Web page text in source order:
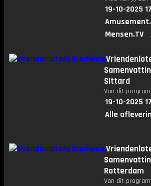
19-10-2025
Mensen.TV
Sittard
Van dit
19-10-2025
Alle
Rotterdam
Van dit